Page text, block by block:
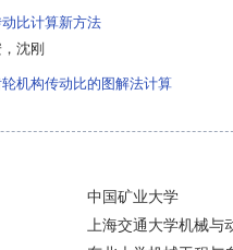
比计算新方法
， 沈刚
机构传动比的图解法计算
中国矿业大学